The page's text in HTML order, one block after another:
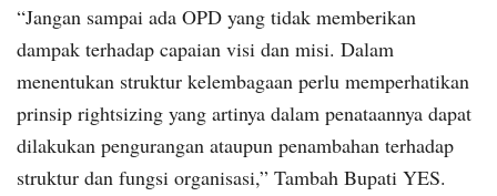
“Jangan sampai ada OPD yang tidak memberikan
dampak terhadap capaian visi dan misi. Dalam
menentukan struktur kelembagaan perlu memperhatikan
prinsip rightsizing yang artinya dalam penataannya dapat
dilakukan pengurangan ataupun penambahan terhadap
struktur dan fungsi organisasi,” Tambah Bupati YES.